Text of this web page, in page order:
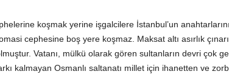
koşmak yerine işgalcilere İstanbul’un
cephesine boş yere koşmaz. Maksat altı asırlık
Vatanı, mülkü olarak gören sultanların devri çok
kalmayan Osmanlı saltanatı millet için ihanetten ve